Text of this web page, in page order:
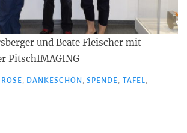
und Beate Fleischer mit
PitschIMAGING
, DANKESCHÖN , SPENDE, TAFEL,